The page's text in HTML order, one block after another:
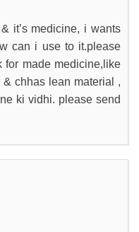
it’s medicine, i wants
can i use to it.please
made medicine,like
chhas lean material ,
ki vidhi. please send